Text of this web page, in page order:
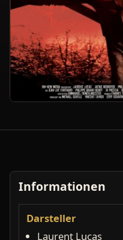
Informationen
Darsteller
Laurent Lucas